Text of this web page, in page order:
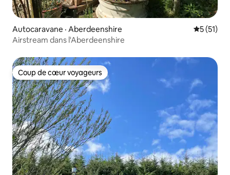
Autocaravane · Aberdeenshire Note
5 (51)
Airstream dans l'Aberdeenshire
Coup de cœur voyageurs
Coup de cœur voyageurs